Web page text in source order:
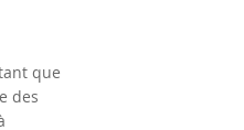
que
des